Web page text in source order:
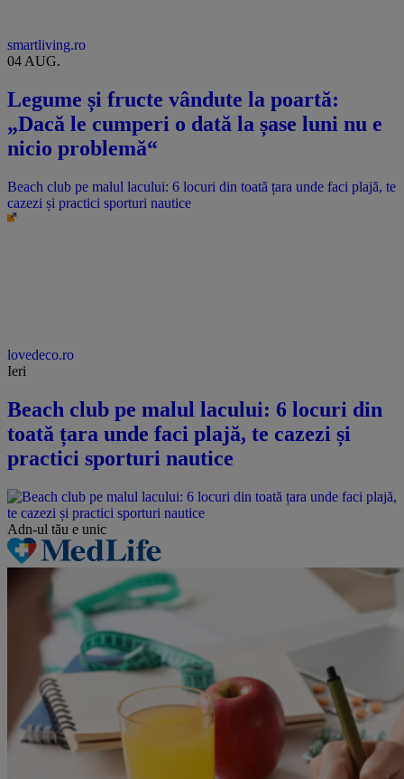
smartliving.ro
04 AUG.
Legume și fructe vândute la poartă:
„Dacă le cumperi o dată la șase luni nu e
nicio problemă“
Beach club pe malul lacului: 6 locuri din toată țara unde faci plajă, te
cazezi și practici sporturi nautice
lovedeco.ro
Ieri
Beach club pe malul lacului: 6 locuri din
toată țara unde faci plajă, te cazezi și
practici sporturi nautice
Adn-ul tău e unic